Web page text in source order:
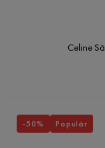
Celine
-50% Populär